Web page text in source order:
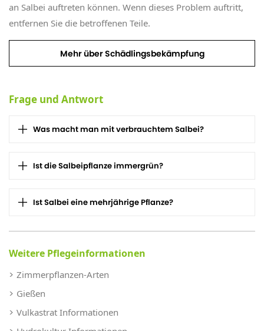
an Salbei auftreten können. Wenn dieses Problem auftritt,
entfernen Sie die betroffenen Teile.
Mehr über Schädlingsbekämpfung
Frage und Antwort
Was macht man mit verbrauchtem Salbei?
Ist die Salbeipflanze immergrün?
Ist Salbei eine mehrjährige Pflanze?
Weitere Pflegeinformationen
Zimmerpflanzen-Arten
Gießen
Vulkastrat Informationen